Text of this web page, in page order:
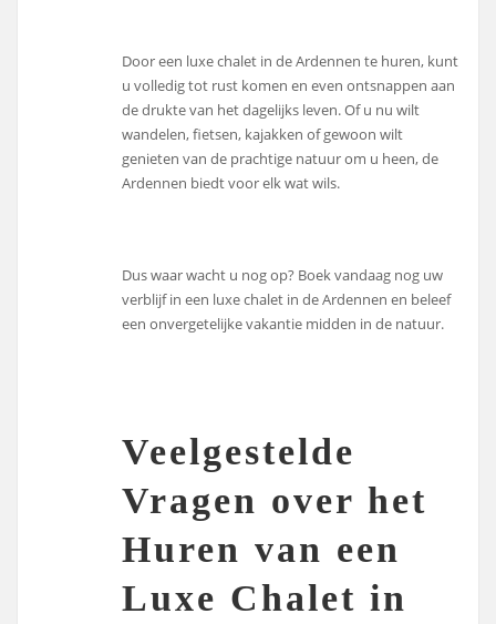
Door een luxe chalet in de Ardennen te huren, kunt
u volledig tot rust komen en even ontsnappen aan
de drukte van het dagelijks leven. Of u nu wilt
wandelen, fietsen, kajakken of gewoon wilt
genieten van de prachtige natuur om u heen, de
Ardennen biedt voor elk wat wils.
Dus waar wacht u nog op? Boek vandaag nog uw
verblijf in een luxe chalet in de Ardennen en beleef
een onvergetelijke vakantie midden in de natuur.
Veelgestelde
Vragen over het
Huren van een
Luxe Chalet in